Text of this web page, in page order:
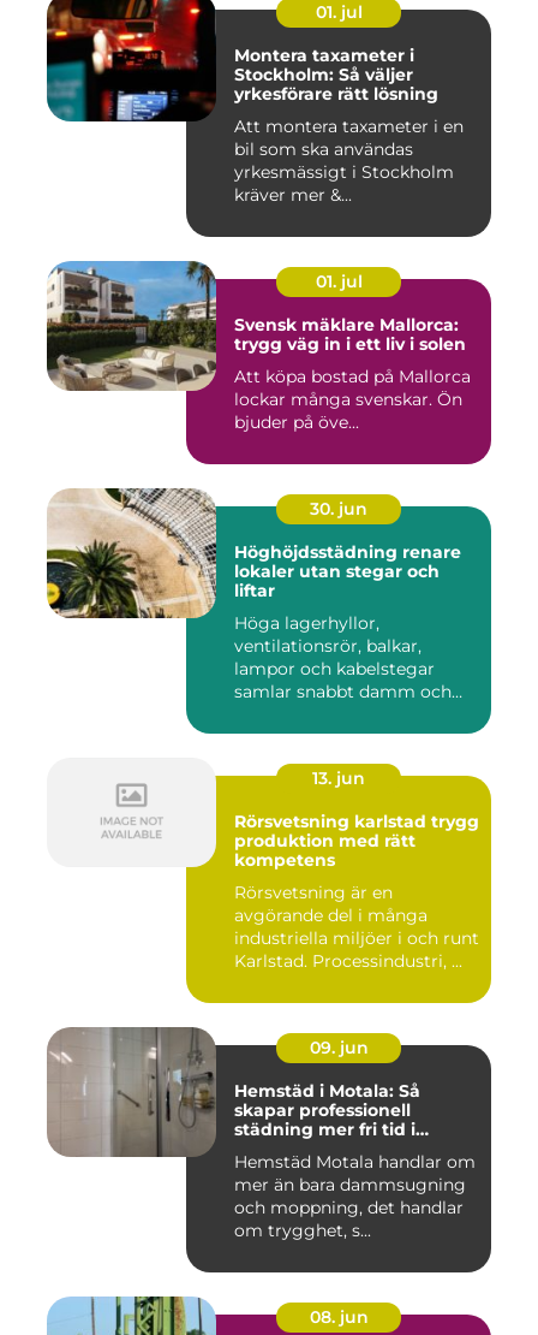
01. jul
Montera taxameter i
Stockholm: Så väljer
yrkesförare rätt lösning
Att montera taxameter i en
bil som ska användas
yrkesmässigt i Stockholm
kräver mer &...
01. jul
Svensk mäklare Mallorca:
trygg väg in i ett liv i solen
Att köpa bostad på Mallorca
lockar många svenskar. Ön
bjuder på öve...
30. jun
Höghöjdsstädning renare
lokaler utan stegar och
liftar
Höga lagerhyllor,
ventilationsrör, balkar,
lampor och kabelstegar
samlar snabbt damm och
13. jun
Rörsvetsning karlstad trygg
produktion med rätt
kompetens
Rörsvetsning är en
avgörande del i många
industriella miljöer i och runt
Karlstad. Processindustri, ...
09. jun
Hemstäd i Motala: Så
skapar professionell
städning mer fri tid i
Hemstäd Motala handlar om
mer än bara dammsugning
och moppning, det handlar
om trygghet, s...
08. jun